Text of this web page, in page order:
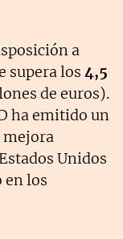
a
supera los 4,5
de euros).
ha emitido un
mejora
Unidos
en los